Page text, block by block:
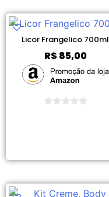
Licor Frangelico 700ml
R$85,00